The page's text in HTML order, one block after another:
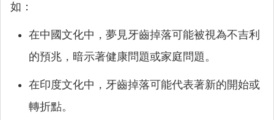
如：
在中國文化中，夢見牙齒掉落可能被視為不吉利
的預兆，暗示著健康問題或家庭問題。
在印度文化中，牙齒掉落可能代表著新的開始或
轉折點。